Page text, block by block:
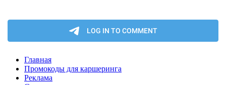
Главная
Промокоды для каршеринга
Реклама